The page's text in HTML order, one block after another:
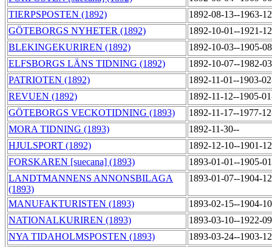
TIERPSPOSTEN (1892)
1892-08-13--1963-
GÖTEBORGS NYHETER (1892)
1892-10-01--1921-
BLEKINGEKURIREN (1892)
1892-10-03--1905-
ELFSBORGS LÄNS TIDNING (1892)
1892-10-07--1982-
PATRIOTEN (1892)
1892-11-01--1903-
REVUEN (1892)
1892-11-12--1905-
GÖTEBORGS VECKOTIDNING (1893)
1892-11-17--1977-
MORA TIDNING (1893)
1892-11-30--
HJULSPORT (1892)
1892-12-10--1901-
FORSKAREN [suecana] (1893)
1893-01-01--1905-
LANDTMANNENS ANNONSBILAGA
(1893)
1893-01-07--1904-
MANUFAKTURISTEN (1893)
1893-02-15--1904-
NATIONALKURIREN (1893)
1893-03-10--1922-
NYA TIDAHOLMSPOSTEN (1893)
1893-03-24--1903-